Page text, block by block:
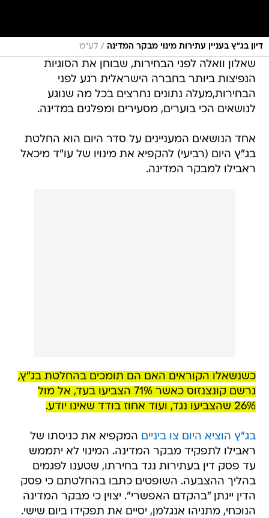
דיון בג"ץ בעניין עתירות מינוי מבקר המדינה / לע"מ
שאלון וואלה לפני הבחירות, שבוחן את הסוגיות
הנפיצות ביותר בחברה הישראלית רגע לפני
הבחירות,מעלה נתונים נחרצים בכל מה שנוגע
לנושאים הכי בוערים, מסעירים ומפלגים במדינה.
אחד הנושאים המעניינים על סדר היום הוא החלטת
בג"ץ היום (רביעי) להקפיא את מינויו של עו"ד מיכאל
ראבילו למבקר המדינה.
כשנשאלו הקוראים האם הם תומכים בהחלטת בג"ץ,
נרשם קונצנזוס כאשר 71% הצביעו בעד, אל מול
26% שהצביעו נגד, ועוד אחוז בודד שאינו יודע.
בג"ץ הוציא היום צו ביניים המקפיא את כניסתו של
ראבילו לתפקיד מבקר המדינה. המינוי לא יתממש
עד פסק דין בעתירות נגד בחירתו, שטענו לפגמים
בהליך ההצבעה. השופטים כתבו בהחלטתם כי פסק
הדין יינתן "בהקדם האפשרי". יצוין כי מבקר המדינה
הנוכחי, מתניהו אנגלמן, יסיים את תפקידו ביום שישי.